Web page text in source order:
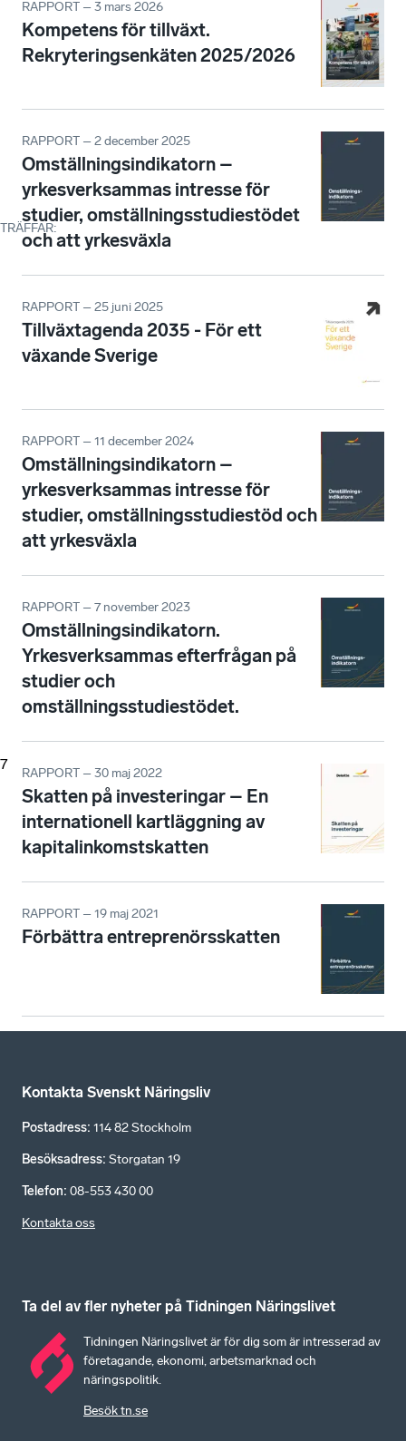
TRÄFFAR:
7
RAPPORT – 3 mars 2026
Kompetens för tillväxt.
Rekryteringsenkäten 2025/2026
RAPPORT – 2 december 2025
Omställningsindikatorn –
yrkesverksammas intresse för
studier, omställningsstudiestödet
och att yrkesväxla
RAPPORT – 25 juni 2025
Tillväxtagenda 2035 - För ett
växande Sverige
RAPPORT – 11 december 2024
Omställningsindikatorn –
yrkesverksammas intresse för
studier, omställningsstudiestöd och
att yrkesväxla
RAPPORT – 7 november 2023
Omställningsindikatorn.
Yrkesverksammas efterfrågan på
studier och
omställningsstudiestödet.
RAPPORT – 30 maj 2022
Skatten på investeringar – En
internationell kartläggning av
kapitalinkomstskatten
RAPPORT – 19 maj 2021
Förbättra entreprenörsskatten
Kontakta Svenskt Näringsliv
Postadress: 114 82 Stockholm
Besöksadress: Storgatan 19
Telefon: 08-553 430 00
Kontakta oss
Ta del av fler nyheter på Tidningen Näringslivet
Tidningen Näringslivet är för dig som är intresserad av
företagande, ekonomi, arbetsmarknad och
näringspolitik.
Besök tn.se